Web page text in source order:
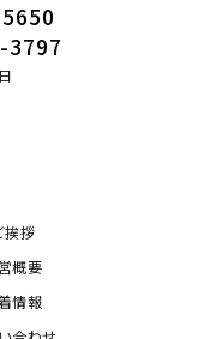
3797
挨拶
概要
情報